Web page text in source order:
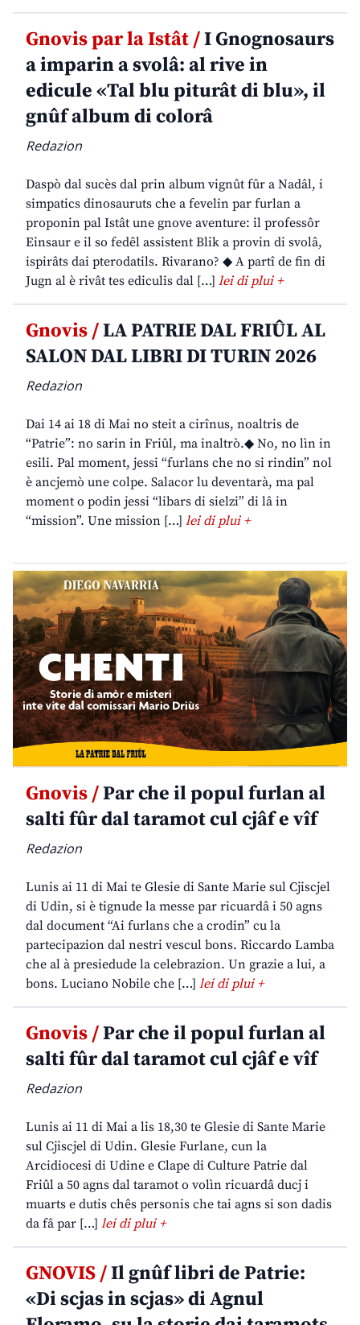
Gnovis par la Istât /I Gnognosaurs
a imparin a svolâ: al rive in
edicule «Tal blu piturât di blu», il
gnûf album di colorâ
Redazion
Daspò dal sucès dal prin album vignût fûr a Nadâl, i
simpatics dinosauruts che a fevelin par furlan a
proponin pal Istât une gnove aventure: il professôr
Einsaur e il so fedêl assistent Blik a provin di svolâ,
ispirâts dai pterodatils. Rivarano? ◆ A partî de fin di
Jugn al è rivât tes ediculis dal […] lei di plui +
Gnovis /LA PATRIE DAL FRIÛL AL
SALON DAL LIBRI DI TURIN 2026
Redazion
Dai 14 ai 18 di Mai no steit a cirînus, noaltris de
“Patrie”: no sarin in Friûl, ma inaltrò.◆ No, no lìn in
esili. Pal moment, jessi “furlans che no si rindin” nol
è ancjemò une colpe. Salacor lu deventarà, ma pal
moment o podin jessi “libars di sielzi” di lâ in
“mission”. Une mission […] lei di plui +
Gnovis /Par che il popul furlan al
salti fûr dal taramot cul cjâf e vîf
Redazion
Lunis ai 11 di Mai te Glesie di Sante Marie sul Cjiscjel
di Udin, si è tignude la messe par ricuardâ i 50 agns
dal document “Ai furlans che a crodin” cu la
partecipazion dal nestri vescul bons. Riccardo Lamba
che al à presiedude la celebrazion. Un grazie a lui, a
bons. Luciano Nobile che […] lei di plui +
Gnovis /Par che il popul furlan al
salti fûr dal taramot cul cjâf e vîf
Redazion
Lunis ai 11 di Mai a lis 18,30 te Glesie di Sante Marie
sul Cjiscjel di Udin. Glesie Furlane, cun la
Arcidiocesi di Udine e Clape di Culture Patrie dal
Friûl a 50 agns dal taramot o volìn ricuardâ ducj i
muarts e dutis chês personis che tai agns si son dadis
da fâ par […] lei di plui +
GNOVIS /Il gnûf libri de Patrie:
«Di scjas in scjas» di Agnul